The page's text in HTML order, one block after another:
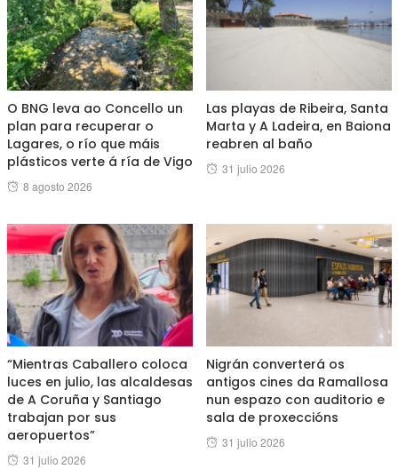
O BNG leva ao Concello un
plan para recuperar o
Lagares, o río que máis
plásticos verte á ría de Vigo
Posted
8 agosto 2026
Las playas de Ribeira, Santa
Marta y A Ladeira, en Baiona
reabren al baño
Posted
31 julio 2026
“Mientras Caballero coloca
luces en julio, las alcaldesas
de A Coruña y Santiago
trabajan por sus
aeropuertos”
Posted
31 julio 2026
Nigrán converterá os
antigos cines da Ramallosa
nun espazo con auditorio e
sala de proxeccións
Posted
31 julio 2026